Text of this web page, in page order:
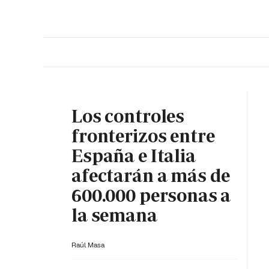
Los controles
fronterizos entre
España e Italia
afectarán a más de
600.000 personas a
la semana
Raúl Masa